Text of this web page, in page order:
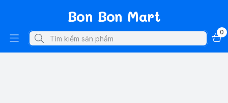
Bon Bon Mart
0